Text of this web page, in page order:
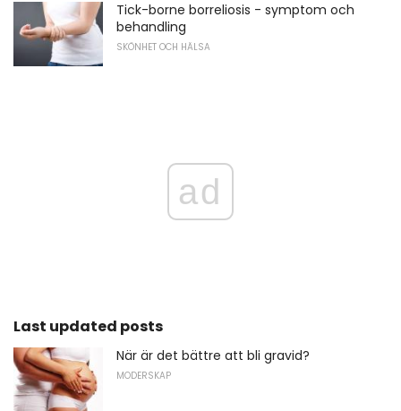
Tick-borne borreliosis - symptom och
behandling
SKÖNHET OCH HÄLSA
ad
Last updated posts
När är det bättre att bli gravid?
MODERSKAP